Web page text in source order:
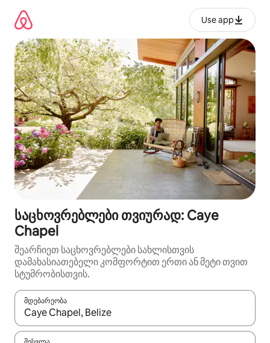
გადასვლა
Use app
საცხოვრებლები თვიურად: Caye
Chapel
შეარჩიეთ საცხოვრებლები სახლისთვის
დამახასიათებელი კომფორტით ერთი ან მეტი თვით
სტუმრობისთვის.
მდებარეობა
როცა შედეგები ხელმისაწვდომი გახდება, ნავიგაციისთვის